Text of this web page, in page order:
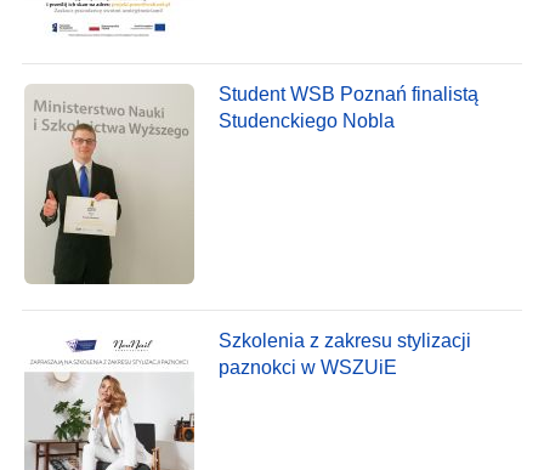
Student WSB Poznań finalistą
Studenckiego Nobla
Szkolenia z zakresu stylizacji
paznokci w WSZUiE